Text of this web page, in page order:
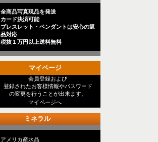
全商品写真現品を発送
カード決済可能
ブレスレット・ペンダントは安心の返
品対応
税抜１万円以上送料無料
マイページ
会員登録および
登録されたお客様情報やパスワード
の変更を行うことが出来ます。
マイページへ
ミネラル
アメリカ産水晶